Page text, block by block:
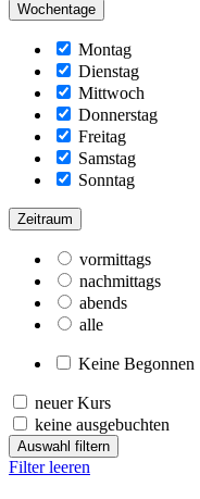
Wochentage
Montag
Dienstag
Mittwoch
Donnerstag
Freitag
Samstag
Sonntag
Zeitraum
vormittags
nachmittags
abends
alle
Keine Begonnen
neuer Kurs
keine ausgebuchten
Auswahl filtern
Filter leeren